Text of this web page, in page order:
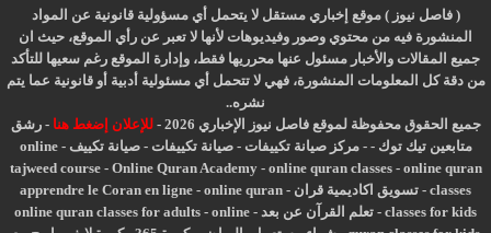
( فاصل نيوز ) موقع إخباري مستقل لا يتحمل أي مسؤولية قانونية عن المواد
المنشورة فيه من محتوي وصور وفيديوهات لأنها لا تعبر عن رأي الموقع، حيث ان
جميع المقالات والأخبار مسئول عنها محرريها فقط، وإدارة الموقع رغم سعيها للتأكد
من دقة كل المعلومات المنشورة، فهي لا تتحمل أي مسئولية أدبية أو قانونية عما يتم
نشره..
جميع الحقوق محفوظة لموقع فاصل نيوز الإخباري 2026 -
للإعلان إضغط هنا -رشق
متابعين تيك توك -
-مركز صيانة تكييفات -صيانة تكييفات -صيانة تكييف -
online
tajweed course- Online Quran Academy- online quran classes- online quran
classes
- تسويق اكاديمية قران -
apprendre le Coran en ligne - online quran
classes for kids
- تعلم القرآن عن بعد -
online quran classes for adults - online